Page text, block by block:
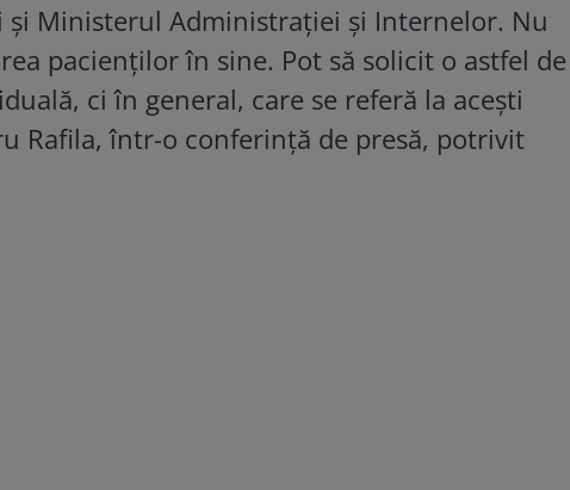
Ministerul Administraţiei şi Internelor. Nu
pacienţilor în sine. Pot să solicit o astfel de
ci în general, care se referă la aceşti
Rafila, într-o conferinţă de presă, potrivit